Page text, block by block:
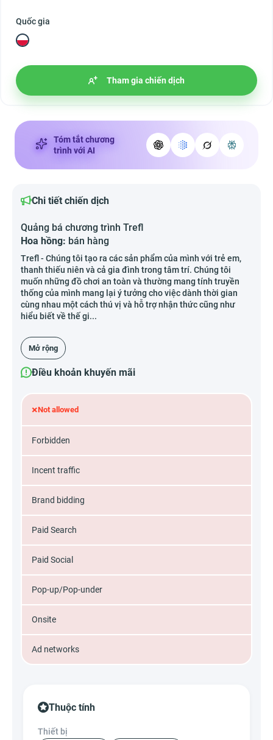
Quốc gia
Tham gia chiến dịch
Tóm tắt chương
trình với AI
Chi tiết chiến dịch
Quảng bá chương trình Trefl
Hoa hồng: bán hàng
Trefl - Chúng tôi tạo ra các sản phẩm của mình với trẻ em,
thanh thiếu niên và cả gia đình trong tâm trí. Chúng tôi
muốn những đồ chơi an toàn và thường mang tính truyền
thống của mình mang lại ý tưởng cho việc dành thời gian
cùng nhau một cách thú vị và hỗ trợ nhận thức cũng như
hiểu biết về thế gi...
Mở rộng
Điều khoản khuyến mãi
×Not allowed
Forbidden
Incent traffic
Brand bidding
Paid Search
Paid Social
Pop-up/Pop-under
Onsite
Ad networks
Thuộc tính
Thiết bị